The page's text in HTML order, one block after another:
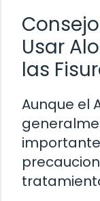
Usar
las
Aunque el